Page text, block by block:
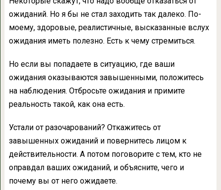
ожиданий. Но я бы не стал заходить так далеко. По-
моему, здоровые, реалистичные, высказанные вслух
ожидания иметь полезно. Есть к чему стремиться.
Но если вы попадаете в ситуацию, где ваши
ожидания оказываются завышенными, положитесь
на наблюдения. Отбросьте ожидания и примите
реальность такой, как она есть.
Устали от разочарований? Откажитесь от
завышенных ожиданий и повернитесь лицом к
действительности. А потом поговорите с тем, кто не
оправдал ваших ожиданий, и объясните, чего и
почему вы от него ожидаете.